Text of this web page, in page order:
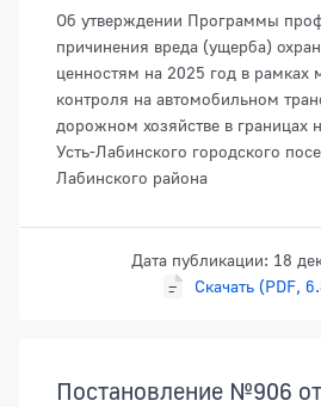
Об утверждении Программы
причинения вреда (ущерба)
ценностям на 2025 год в рамках
контроля на автомобильном
дорожном хозяйстве в границах
Усть-Лабинского городского
Лабинского района
Дата публикации: 18
Скачать (PDF,
Постановление №906